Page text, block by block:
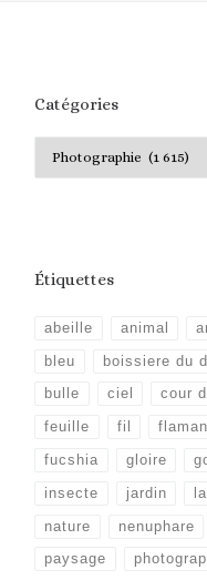
Catégories
Étiquettes
abeille animal
bleu boissiere du
bulle ciel cour
feuille fil
fucshia gloire
insecte jardin
nature nenuphare
paysage